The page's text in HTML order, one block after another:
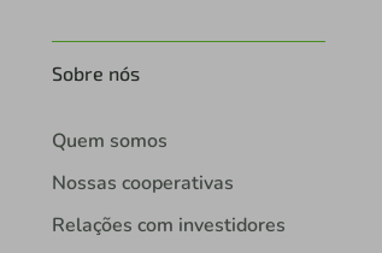
Sobre nós
Quem somos
Nossas cooperativas
Relações com investidores